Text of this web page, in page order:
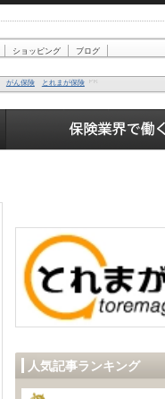
ショッピング ブログ
がん保険 とれまが保険
人気記事ランキング